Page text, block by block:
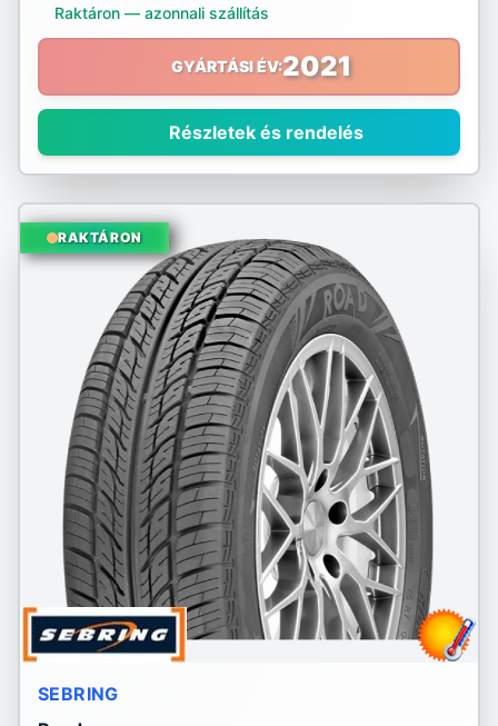
Raktáron — azonnali szállítás
GYÁRTÁSI ÉV:2021
Részletek és rendelés
RAKTÁRON
SEBRING